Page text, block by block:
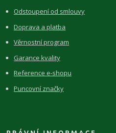
Odstoupení od smlouvy
Doprava a platba
Věrnostní program
Garance kvality
Reference e-shopu
Puncovní značky